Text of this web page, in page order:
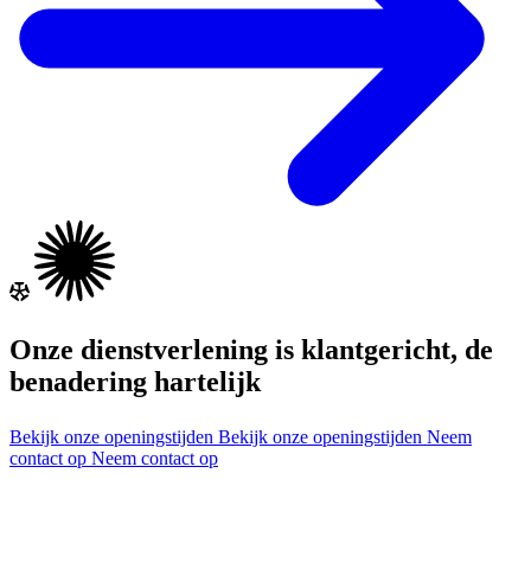
Onze dienstverlening is klantgericht, de
benadering hartelijk
Bekijk onze openingstijden Bekijk onze openingstijden Neem
contact op Neem contact op